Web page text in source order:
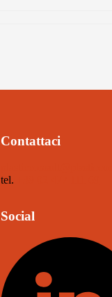
Contattaci
tel.
Social